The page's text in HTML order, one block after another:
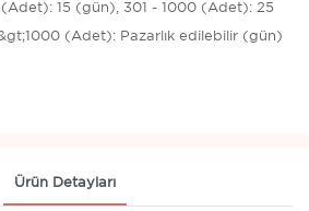
15 (gün), 301 - 1000 (Adet): 25
(Adet): Pazarlık edilebilir (gün)
Ürün Detayları